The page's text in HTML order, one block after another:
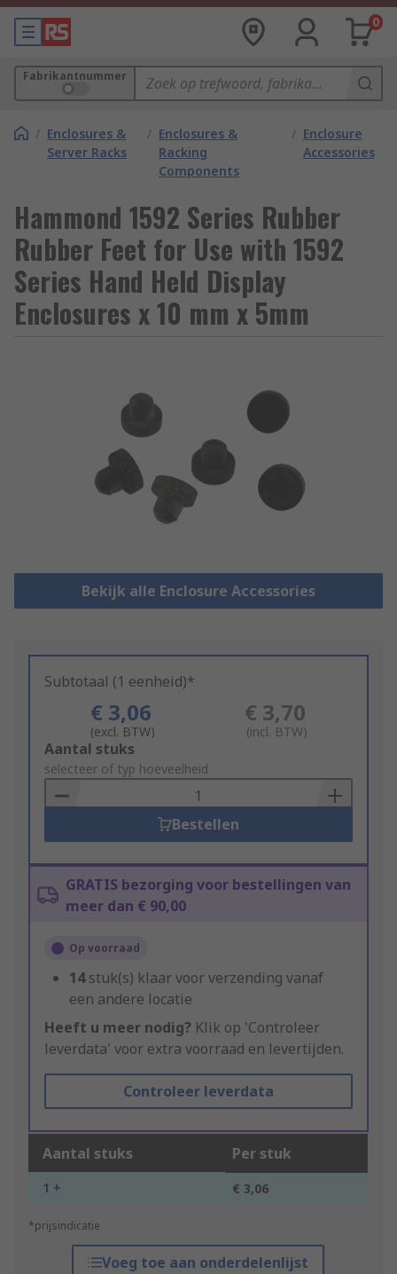
0
Fabrikantnummer
/ Enclosures &
Server Racks
/ Enclosures &
Racking
Components
/ Enclosure
Accessories
Hammond 1592 Series Rubber
Rubber Feet for Use with 1592
Series Hand Held Display
Enclosures x 10 mm x 5mm
Bekijk alle Enclosure Accessories
Subtotaal (1 eenheid)*
€ 3,06
(excl. BTW)
€ 3,70
(incl. BTW)
Add
to
Basket
Aantal stuks
selecteer of typ hoeveelheid
Bestellen
GRATIS bezorging voor bestellingen van
meer dan € 90,00
Op voorraad
14stuk(s) klaar voor verzending vanaf
een andere locatie
Heeft u meer nodig? Klik op 'Controleer
leverdata' voor extra voorraad en levertijden.
Controleer leverdata
Aantal stuks Per stuk
1 + € 3,06
*prijsindicatie
Voeg toe aan onderdelenlijst